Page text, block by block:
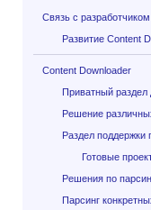
Связь с разработчиком
Развитие Content
Content Downloader
Приватный раздел
Решение
Раздел поддержки
Готовые
Решения по
Парсинг